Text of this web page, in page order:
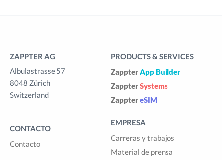
ZAPPTER AG
Albulastrasse 57
8048 Zürich
Switzerland
CONTACTO
Contacto
PRODUCTS & SERVICES
ZappterApp Builder
ZappterSystems
ZapptereSIM
EMPRESA
Carreras y trabajos
Material de prensa